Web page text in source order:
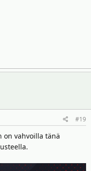
#19
on vahvoilla tänä